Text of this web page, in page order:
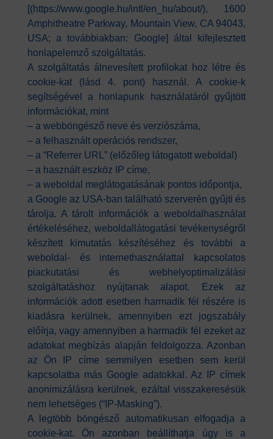
[(https://www.google.hu/intl/en_hu/about/), 1600
Amphitheatre Parkway, Mountain View, CA 94043,
USA; a továbbiakban: Google] által kifejlesztett
honlapelemző szolgáltatás.
A szolgáltatás álnevesített profilokat hoz létre és
cookie-kat (lásd 4. pont) használ. A cookie-k
segítségével a honlapunk használatáról gyűjtött
információkat, mint
– a webböngésző neve és verziószáma,
– a felhasznált operációs rendszer,
– a “Referrer URL” (előzőleg látogatott weboldal)
– a használt eszköz IP címe,
– a weboldal meglátogatásának pontos időpontja,
a Google az USA-ban található szerverén gyűjti és
tárolja. A tárolt információk a weboldalhasználat
értékeléséhez, weboldallátogatási tevékenységről
készített kimutatás készítéséhez és további a
weboldal- és internethasználattal kapcsolatos
piackutatási és webhelyoptimalizálási
szolgáltatáshoz nyújtanak alapot. Ezek az
információk adott esetben harmadik fél részére is
kiadásra kerülnek, amennyiben ezt jogszabály
előírja, vagy amennyiben a harmadik fél ezeket az
adatokat megbízás alapján feldolgozza. Azonban
az Ön IP címe semmilyen esetben sem kerül
kapcsolatba más Google adatokkal. Az IP címek
anonimizálásra kerülnek, ezáltal visszakeresésük
nem lehetséges (“IP-Masking”).
A legtöbb böngésző automatikusan elfogadja a
cookie-kat. Ön azonban beállíthatja úgy is a